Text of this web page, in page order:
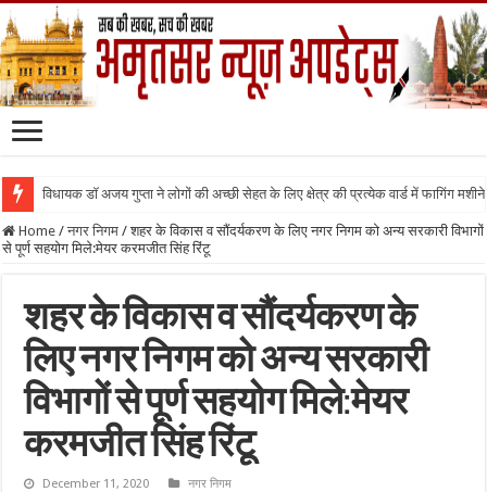
विधायक डॉ अजय गुप्ता ने लोगों की अच्छी सेहत के लिए क्षेत्र की प्रत्येक वार्ड में फागिंग मशीने
Home / नगर निगम / शहर के विकास व सौंदर्यकरण के लिए नगर निगम को अन्य सरकारी विभागों
से पूर्ण सहयोग मिले:मेयर करमजीत सिंह रिंटू
शहर के विकास व सौंदर्यकरण के
लिए नगर निगम को अन्य सरकारी
विभागों से पूर्ण सहयोग मिले:मेयर
करमजीत सिंह रिंटू
December 11, 2020 नगर निगम